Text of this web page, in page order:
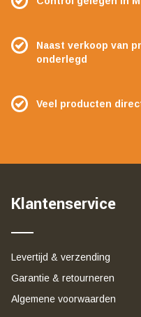
Naast verkoop van
onderlegd
Veel producten
Klantenservice
Levertijd & verzending
Garantie & retourneren
Algemene voorwaarden